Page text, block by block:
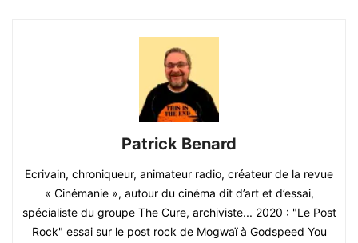
Patrick Benard
Ecrivain, chroniqueur, animateur radio, créateur de la revue
« Cinémanie », autour du cinéma dit d’art et d’essai,
spécialiste du groupe The Cure, archiviste... 2020 : "Le Post
Rock" essai sur le post rock de Mogwaï à Godspeed You